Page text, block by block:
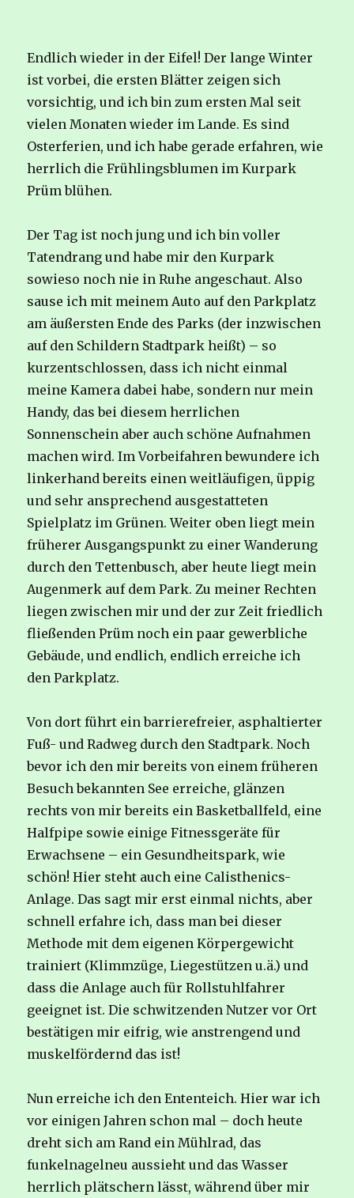
Endlich wieder in der Eifel! Der lange Winter
ist vorbei, die ersten Blätter zeigen sich
vorsichtig, und ich bin zum ersten Mal seit
vielen Monaten wieder im Lande. Es sind
Osterferien, und ich habe gerade erfahren, wie
herrlich die Frühlingsblumen im Kurpark
Prüm blühen.
Der Tag ist noch jung und ich bin voller
Tatendrang und habe mir den Kurpark
sowieso noch nie in Ruhe angeschaut. Also
sause ich mit meinem Auto auf den Parkplatz
am äußersten Ende des Parks (der inzwischen
auf den Schildern Stadtpark heißt) – so
kurzentschlossen, dass ich nicht einmal
meine Kamera dabei habe, sondern nur mein
Handy, das bei diesem herrlichen
Sonnenschein aber auch schöne Aufnahmen
machen wird. Im Vorbeifahren bewundere ich
linkerhand bereits einen weitläufigen, üppig
und sehr ansprechend ausgestatteten
Spielplatz im Grünen. Weiter oben liegt mein
früherer Ausgangspunkt zu einer Wanderung
durch den Tettenbusch, aber heute liegt mein
Augenmerk auf dem Park. Zu meiner Rechten
liegen zwischen mir und der zur Zeit friedlich
fließenden Prüm noch ein paar gewerbliche
Gebäude, und endlich, endlich erreiche ich
den Parkplatz.
Von dort führt ein barrierefreier, asphaltierter
Fuß- und Radweg durch den Stadtpark. Noch
bevor ich den mir bereits von einem früheren
Besuch bekannten See erreiche, glänzen
rechts von mir bereits ein Basketballfeld, eine
Halfpipe sowie einige Fitnessgeräte für
Erwachsene – ein Gesundheitspark, wie
schön! Hier steht auch eine Calisthenics-
Anlage. Das sagt mir erst einmal nichts, aber
schnell erfahre ich, dass man bei dieser
Methode mit dem eigenen Körpergewicht
trainiert (Klimmzüge, Liegestützen u.ä.) und
dass die Anlage auch für Rollstuhlfahrer
geeignet ist. Die schwitzenden Nutzer vor Ort
bestätigen mir eifrig, wie anstrengend und
muskelfördernd das ist!
Nun erreiche ich den Ententeich. Hier war ich
vor einigen Jahren schon mal – doch heute
dreht sich am Rand ein Mühlrad, das
funkelnagelneu aussieht und das Wasser
herrlich plätschern lässt, während über mir